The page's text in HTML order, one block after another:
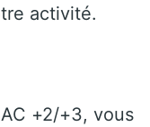
activité.
+2/+3, vous